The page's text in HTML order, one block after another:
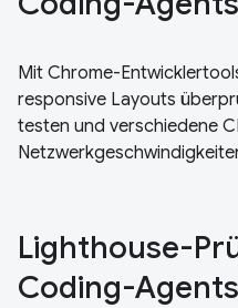
Mit Chrome-
responsive Layouts
testen und verschiedene
Lighthouse-
Coding-